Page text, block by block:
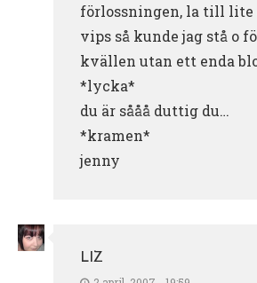
förlossningen, la till lite
vips så kunde jag stå o
kvällen utan ett enda
*lycka*
du är sååå duttig du…
*kramen*
jenny
LIZ